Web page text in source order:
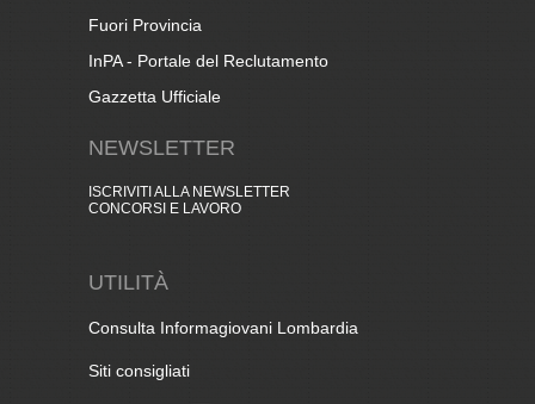
Fuori Provincia
InPA - Portale del Reclutamento
Gazzetta Ufficiale
NEWSLETTER
ISCRIVITI ALLA NEWSLETTER
CONCORSI E LAVORO
UTILITÀ
Consulta Informagiovani Lombardia
Siti consigliati